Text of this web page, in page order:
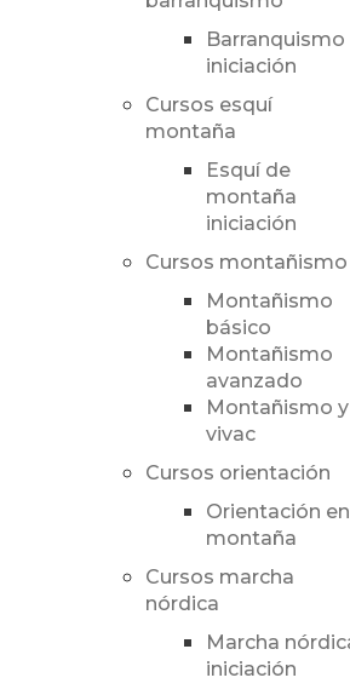
Barranquismo
iniciación
Cursos esquí
montaña
Esquí de
montaña
iniciación
Cursos montañismo
Montañismo
básico
Montañismo
avanzado
Montañismo y
vivac
Cursos orientación
Orientación en
montaña
Cursos marcha
nórdica
Marcha
iniciación